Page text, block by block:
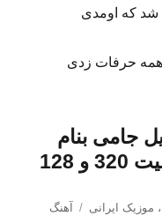
شد که اومدی
همه حرفات زدی
جامی بنام
128
، موزیک ایرانی برچسب‌ها
آهنگ